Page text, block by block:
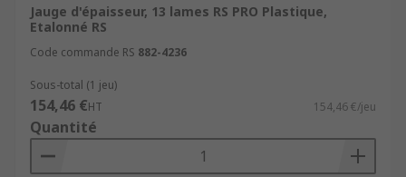
Jauge d'épaisseur, 13 lames RS PRO Plastique,
Etalonné RS
Code commande RS 882-4236
Sous-total (1 jeu)
154,46 €HT 154,46 €/jeu
Quantité